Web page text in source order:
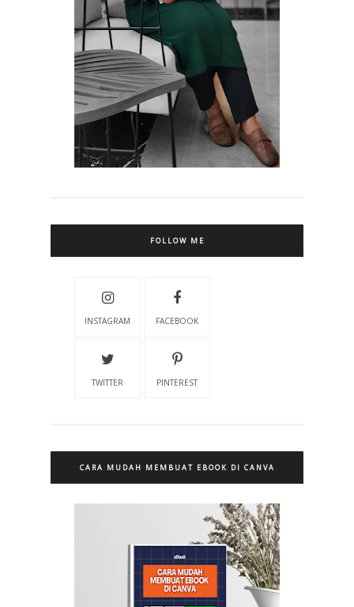
FOLLOW ME
INSTAGRAM FACEBOOK
TWITTER PINTEREST
CARA MUDAH MEMBUAT EBOOK DI CANVA